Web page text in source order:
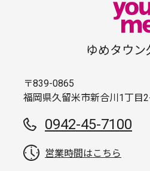
ゆめタウン
〒839-0865
福岡県久留米市新合川1丁目
0942-45-7100
営業時間はこちら